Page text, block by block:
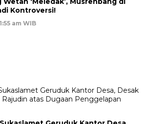
Kontroversi!
am WIB